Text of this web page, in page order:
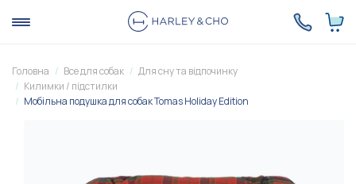
Головна Все для собак
Для сну та відпочинку
Килимки / підстилки
Мобільна подушка для собак Tomas Holiday Edition